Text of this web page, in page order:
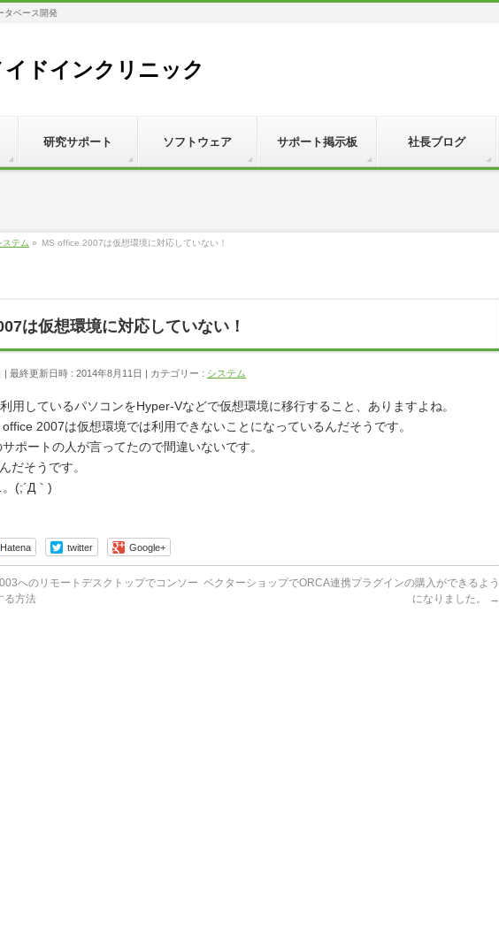
タベース開発
ドインクリニック
研究サポート ソフトウェア サポート掲示板 社長ブログ
ステム » MS office 2007は仮想環境に対応していない！
は仮想環境に対応していない！
最終更新日時 : 2014年8月11日 カテゴリー : システム
用しているパソコンをHyper-Vなどで仮想環境に移行すること、ありますよね。
2007は仮想環境では利用できないことになっているんだそうです。
ポートの人が言ってたので間違いないです。
だそうです。
(;´Д｀)
Hatena twitter Google+
へのリモートデスクトップでコンソー
る方法
ベクターショップでORCA連携プラグインの購入ができるよう
になりました。
→